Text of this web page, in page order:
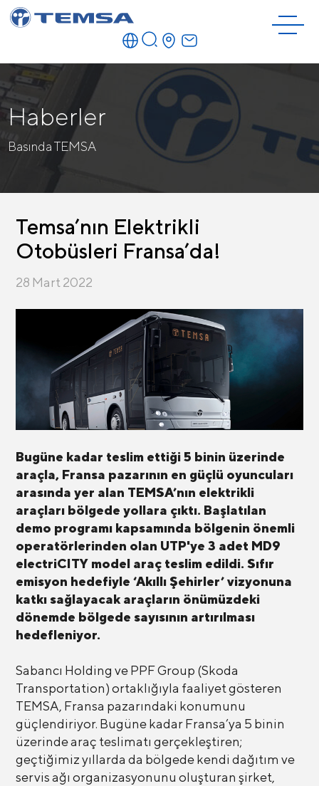
Haberler
Basında TEMSA
Temsa’nın Elektrikli
Otobüsleri Fransa’da!
28 Mart 2022
Bugüne kadar teslim ettiği 5 binin üzerinde
araçla, Fransa pazarının en güçlü oyuncuları
arasında yer alan TEMSA’nın elektrikli
araçları bölgede yollara çıktı. Başlatılan
demo programı kapsamında bölgenin önemli
operatörlerinden olan UTP'ye 3 adet MD9
electriCITY model araç teslim edildi. Sıfır
emisyon hedefiyle ‘Akıllı Şehirler’ vizyonuna
katkı sağlayacak araçların önümüzdeki
dönemde bölgede sayısının artırılması
hedefleniyor.
Sabancı Holding ve PPF Group (Skoda
Transportation) ortaklığıyla faaliyet gösteren
TEMSA, Fransa pazarındaki konumunu
güçlendiriyor. Bugüne kadar Fransa’ya 5 binin
üzerinde araç teslimatı gerçekleştiren;
geçtiğimiz yıllarda da bölgede kendi dağıtım ve
servis ağı organizasyonunu oluşturan şirket,